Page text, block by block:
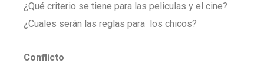
¿Qué criterio se tiene para las peliculas y el cine?
¿Cuales serán las reglas para los chicos?
Conflicto